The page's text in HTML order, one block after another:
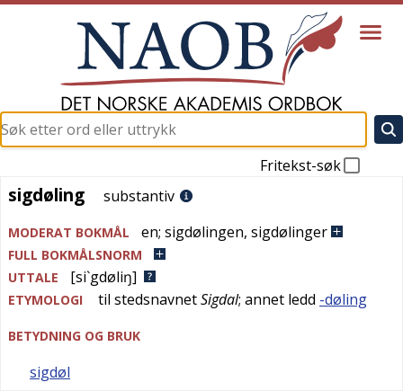
Fritekst-søk
sigdøling
sigdøling substantiv
MODERAT BOKMÅL en; sigdølingen, sigdølinger
FULL BOKMÅLSNORM
UTTALE
[si`gdøliŋ]
ETYMOLOGI til stedsnavnetSigdal; annet ledd -døling
BETYDNING OG BRUK
sigdøl